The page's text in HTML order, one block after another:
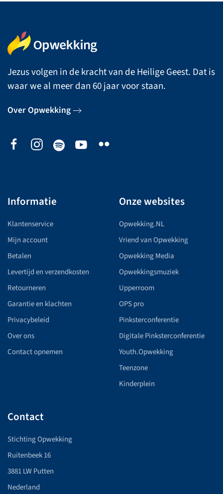
Jezus volgen in de kracht van de Heilige Geest. Dat is
waar we al meer dan 60 jaar voor staan.
Over Opwekking
Informatie
Klantenservice
Mijn account
Betalen
Levertijd en verzendkosten
Retourneren
Garantie en klachten
Privacybeleid
Over ons
Contact opnemen
Onze websites
Opwekking.NL
Vriend van Opwekking
Opwekking Media
Opwekkingsmuziek
Upperroom
OPS pro
Pinksterconferentie
Digitale Pinksterconferentie
Youth.Opwekking
Teenzone
Kinderplein
Contact
Stichting Opwekking
Ruitenbeek 16
3881 LW Putten
Nederland